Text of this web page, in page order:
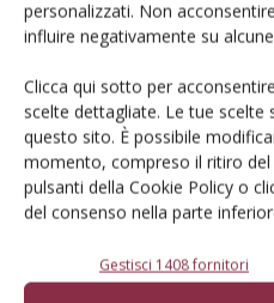
personalizzati. Non
influire negativamente su
Clicca qui sotto per
scelte dettagliate. Le tue
questo sito. È possibile
momento, compreso il ritiro
pulsanti della Cookie Policy o
del consenso nella parte
Gestisci 1408 fornitori